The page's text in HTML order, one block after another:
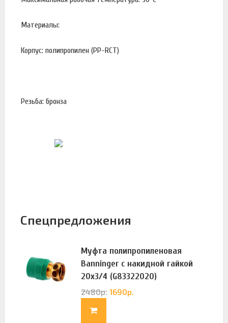
Материалы:
Корпус: полипропилен (PP-RCT)
Резьба: бронза
Спецпредложения
Муфта полипропиленовая
Banninger с накидной гайкой
20х3/4 (G83322020)
2480р. 1690р.